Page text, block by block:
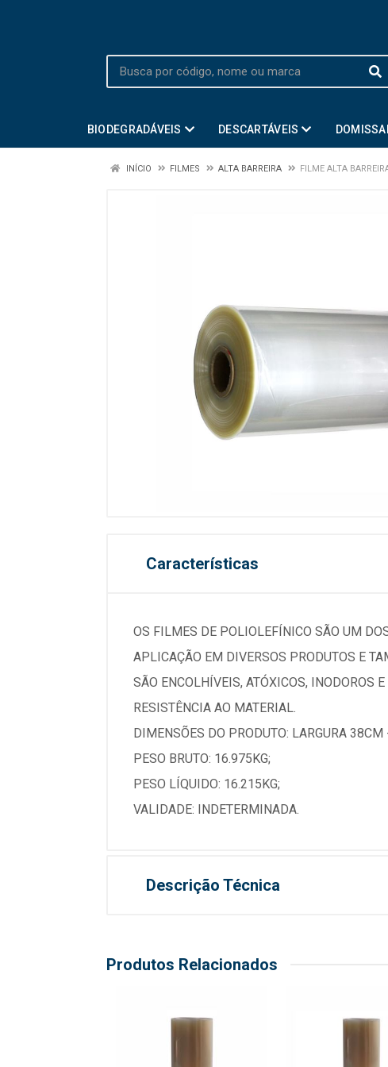
BIODEGRADÁVEIS DESCARTÁVEIS
INÍCIO FILMES ALTA BARREIRA FILME ALTA
Características
OS FILMES DE POLIOLEFÍNICO SÃO UM
APLICAÇÃO EM DIVERSOS PRODUTOS E
SÃO ENCOLHÍVEIS, ATÓXICOS, INODOROS
RESISTÊNCIA AO MATERIAL.
DIMENSÕES DO PRODUTO: LARGURA
PESO BRUTO: 16.975KG;
PESO LÍQUIDO: 16.215KG;
VALIDADE: INDETERMINADA.
Descrição Técnica
Produtos Relacionados